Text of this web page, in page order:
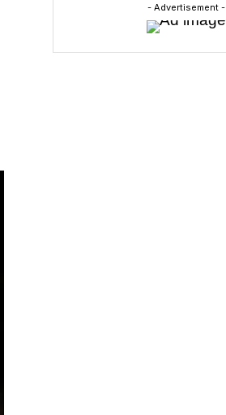
- Advertisement -